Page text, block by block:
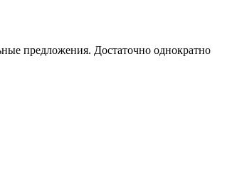
предложения. Достаточно однократно